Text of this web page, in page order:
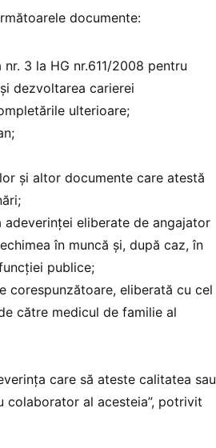
documente:
3 la HG nr.611/2008 pentru
dezvoltarea carierei
ulterioare;
şi altor documente care atestă
eliberate de angajator
în muncă şi, după caz, în
publice;
corespunzătoare, eliberată cu cel
către medicul de familie al
care să ateste calitatea sau
al acesteia”, potrivit